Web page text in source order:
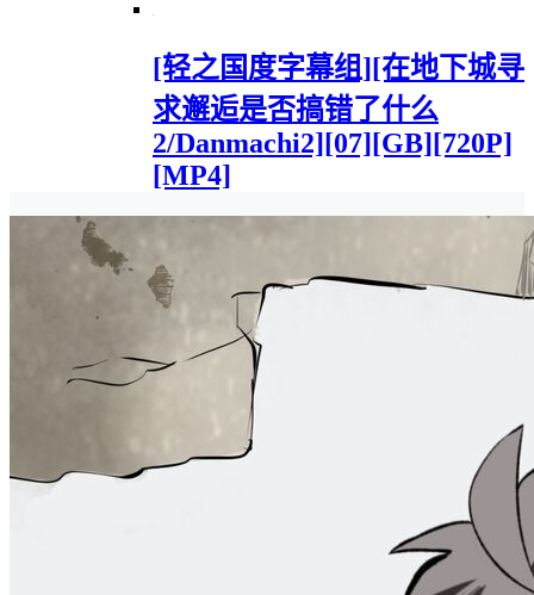
[轻之国度字幕组][在地下城寻
求邂逅是否搞错了什么
2/Danmachi2][07][GB][720P]
[MP4]